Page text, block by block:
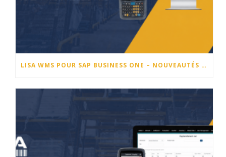
LISA WMS POUR SAP BUSINESS ONE – NOUVEAUTÉS DE LA VERSION 26.2